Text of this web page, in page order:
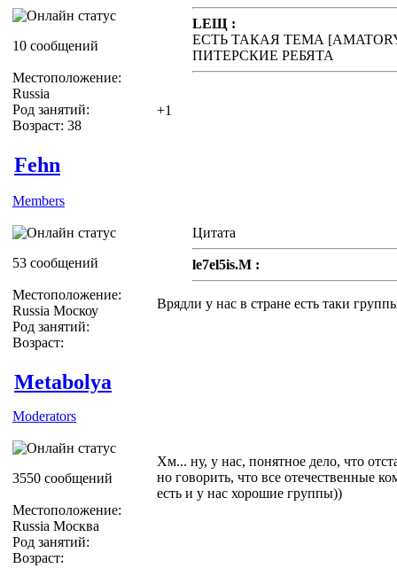
10 сообщений
Местоположение:
Russia
Род занятий:
Возраст: 38
LEЩ :
ЕСТЬ ТАКАЯ ТЕМА
ПИТЕРСКИЕ РЕБЯТА
+1
Fehn
Members
53 сообщений
Местоположение:
Russia Москоу
Род занятий:
Возраст:
Цитата
le7el5is.M :
Врядли у нас в стране есть таки
Metabolya
Moderators
3550 сообщений
Местоположение:
Russia Москва
Род занятий:
Возраст:
Хм... ну, у нас, понятное дело, что
но говорить, что все отечественные
есть и у нас хорошие группы))